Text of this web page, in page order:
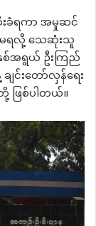
ခံရကာ အမှုဆင်
မရလို့ သေဆုံးသူ
စ်အရွယ် ဦးကြည်
ျင်းတော်လှန်ရေး
ဖြစ်ပါတယ်။